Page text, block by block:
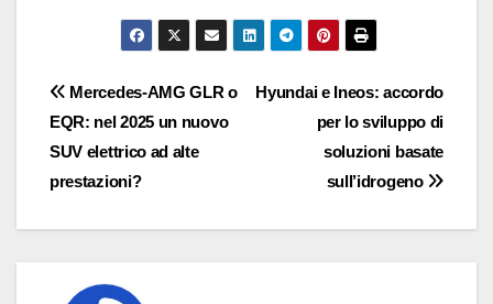
Navigazione
articoli
Hyundai e Ineos: accordo
per lo sviluppo di
soluzioni basate
sull’idrogeno
Mercedes-AMG GLR o
EQR: nel 2025 un nuovo
SUV elettrico ad alte
prestazioni?